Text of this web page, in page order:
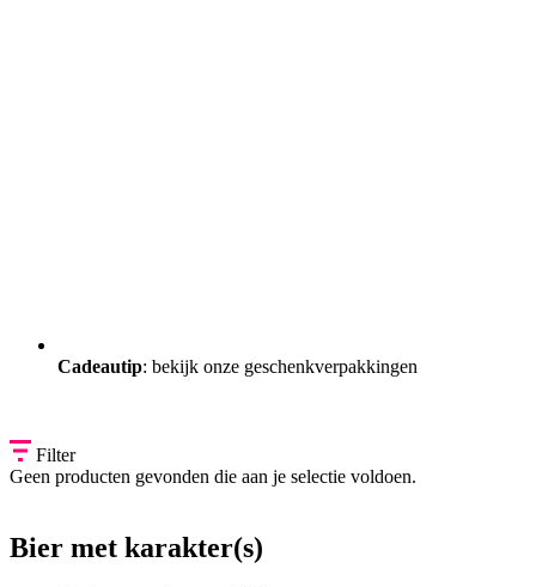
Cadeautip: bekijk onze geschenkverpakkingen
Filter
Geen producten gevonden die aan je selectie voldoen.
Bier met karakter(s)